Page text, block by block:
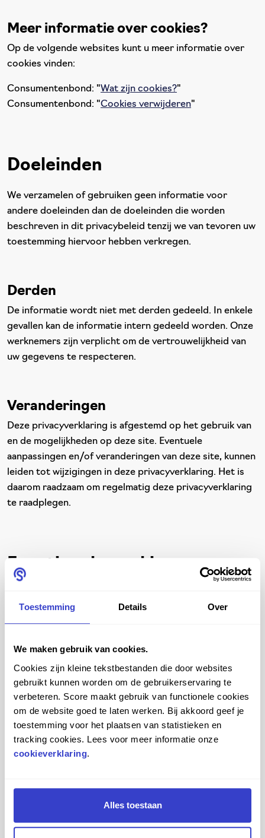
Toestemming Details Over
We maken gebruik van cookies.
Cookies zijn kleine tekstbestanden die door websites
gebruikt kunnen worden om de gebruikerservaring te
verbeteren. Score maakt gebruik van functionele cookies
om de website goed te laten werken. Bij akkoord geef je
toestemming voor het plaatsen van statistieken en
tracking cookies. Lees voor meer informatie onze
cookieverklaring.
Alles toestaan
Meer informatie over cookies?
Op de volgende websites kunt u meer informatie over
cookies vinden:
Consumentenbond: "Wat zijn cookies?"
Consumentenbond: "Cookies verwijderen"
Doeleinden
We verzamelen of gebruiken geen informatie voor
andere doeleinden dan de doeleinden die worden
beschreven in dit privacybeleid tenzij we van tevoren uw
toestemming hiervoor hebben verkregen.
Derden
De informatie wordt niet met derden gedeeld. In enkele
gevallen kan de informatie intern gedeeld worden. Onze
werknemers zijn verplicht om de vertrouwelijkheid van
uw gegevens te respecteren.
Veranderingen
Deze privacyverklaring is afgestemd op het gebruik van
en de mogelijkheden op deze site. Eventuele
aanpassingen en/of veranderingen van deze site, kunnen
leiden tot wijzigingen in deze privacyverklaring. Het is
daarom raadzaam om regelmatig deze privacyverklaring
te raadplegen.
Functionele cookies
winkelmandje plaatsen. Inloggen met je eigen
inloggegevens. Allemaal functionaliteiten die zonder
Score BV-sessie
Doeleinden
Tijdelijk informatie van je sessie (websitebezoek)
opslaan. Hierdoor hoef je bijvoorbeeld een formulier
niet alle velden in één keer juist invult.